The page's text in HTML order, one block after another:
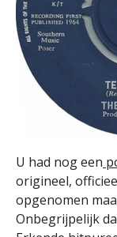
U had nog een
origineel,
opgenomen
Onbegrijpelijk